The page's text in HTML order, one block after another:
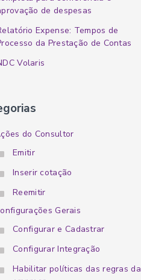
de despesas
Expense: Tempos de
da Prestação de Contas
Volaris
do Consultor
Emitir
Inserir cotação
Reemitir
Gerais
Configurar e Cadastrar
Configurar Integração
Habilitar políticas das regras da